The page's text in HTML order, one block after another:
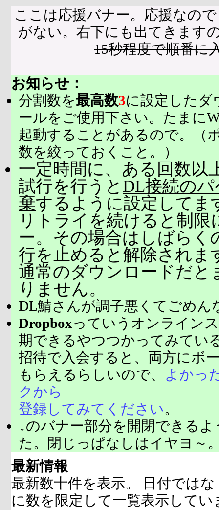
ここは応援バナー。応援なの
がない。右下にも出てきます
15秒程度で順番に
お知らせ：
分割数を最高数3に設定したダ
ールをご使用下さい。たまに
起動することがあるので。（
数を絞っておくこと。）
一定時間に、ある回数以
試行を行うと DL接続の
棄するように設定してま
リトライを続けると制限
ー。その場合はしばらく
行を止めると解除されま
通常のダウンロードだと
りません。
DL鯖さんが調子悪くてごめん
Dropboxっていうオンライン
期できるやつつかってみてい
招待で入会すると、両方にボ
もらえるらしいので、
よかっ
クから
登録してみてください。
↓のバナー部分を開閉できる
た。閉じっぱなしはイヤヨ～
最新情報
最新数十件を表示。 日付では
に数を限定して一覧表示してい